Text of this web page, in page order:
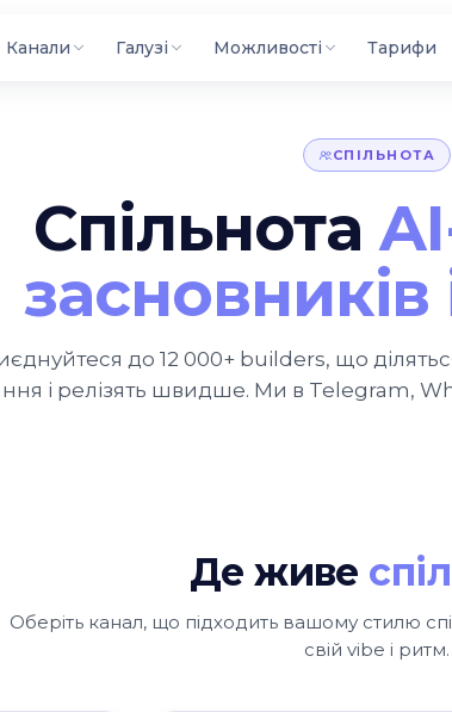
Канали Галузі Можливості Тарифи
СПІЛЬНОТА
Спільнота
до 12 000+ builders, що
і релізять швидше. Ми в Telegram,
Де живе
Оберіть канал, що підходить вашому стилю
свій vibe і ритм.